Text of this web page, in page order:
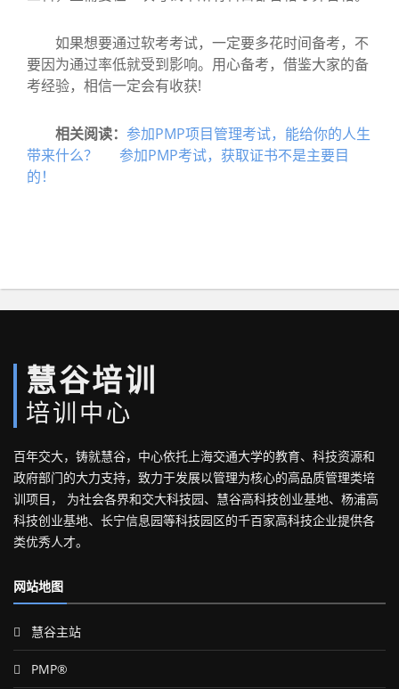
如果想要通过软考考试，一定要多花时间备考，不
要因为通过率低就受到影响。用心备考，借鉴大家的备
考经验，相信一定会有收获!
相关阅读： 参加PMP项目管理考试，能给你的人生
带来什么？
参加PMP考试，获取证书不是主要目
的！
慧谷培训
培训中心
百年交大，铸就慧谷，中心依托上海交通大学的教育、科技资源和
政府部门的大力支持，致力于发展以管理为核心的高品质管理类培
训项目， 为社会各界和交大科技园、慧谷高科技创业基地、杨浦高
科技创业基地、长宁信息园等科技园区的千百家高科技企业提供各
类优秀人才。
网站地图
慧谷主站
PMP®